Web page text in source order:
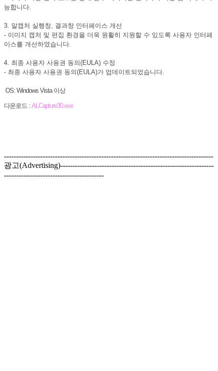
능합니다.
3. 알캡처 실행창, 결과창 인터페이스 개선
- 이미지 캡처 및 편집 환경을 더욱 원활히 지원할 수 있도록 사용자 인터페
이스를 개선하였습니다.
4. 최종 사용자 사용권 동의(EULA) 수정
- 최종 사용자 사용권 동의(EULA)가 업데이트되었습니다.
OS: Windows Vista 이상
다운로드 : ALCapture30.exe
--------------------------------------------------------------------------------------
광고(Advertising)---------------------------------------------------------------
-----------------------------------------